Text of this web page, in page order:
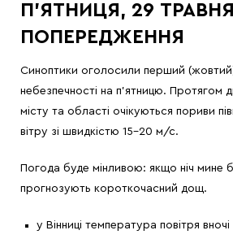
П’ЯТНИЦЯ, 29
ПОПЕРЕДЖЕННЯ
Синоптики оголосили перший (жовтий)
небезпечності на п’ятницю. Протягом
місту та області очікуються пориви
вітру зі швидкістю 15-20 м/с.
Погода буде мінливою: якщо ніч мине
прогнозують короткочасний дощ.
у Вінниці температура повітря